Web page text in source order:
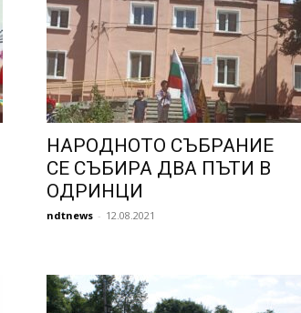
НАРОДНОТО СЪБРАНИЕ
СЕ СЪБИРА ДВА ПЪТИ В
ОДРИНЦИ
ndtnews - 12.08.2021